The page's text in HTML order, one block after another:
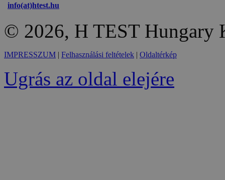
info(at)htest.hu
© 2026, H TEST Hungary
IMPRESSZUM | Felhasználási feltételek | Oldaltérkép
Ugrás az oldal elejére